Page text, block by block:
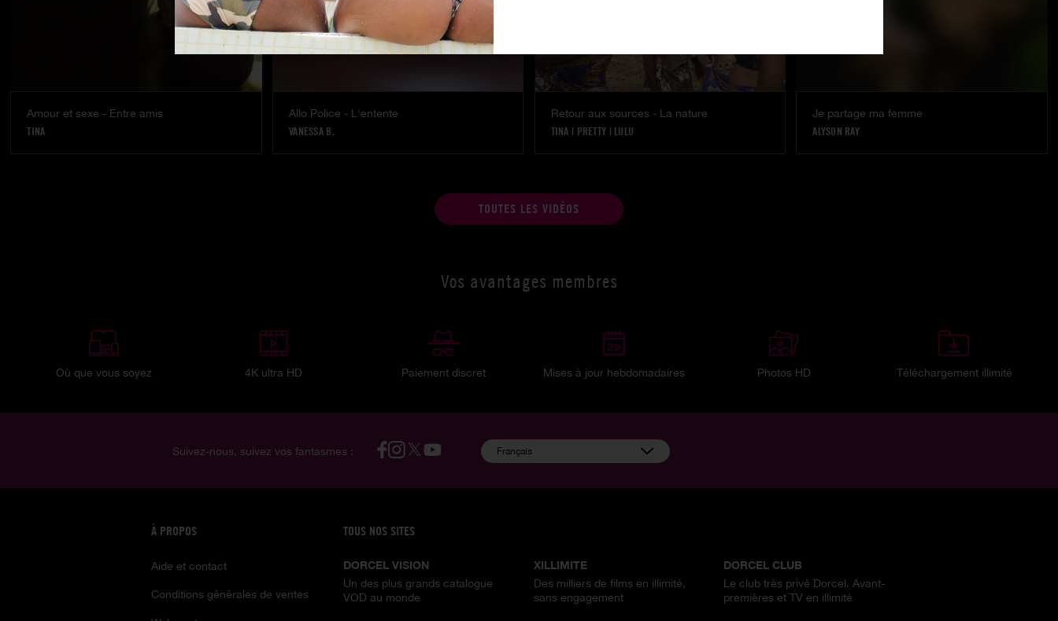
Amour et sexe - Entre amis
TINA
Allo Police - L'entente
VANESSA B.
Retour aux sources - La nature
TINA | PRETTY | LULU
Je partage ma femme
ALYSON RAY
TOUTES LES VIDÉOS
Vos avantages membres
Où que vous soyez 4K ultra HD Paiement discret Mises à jour hebdomadaires Photos HD Téléchargement illimité
Suivez-nous, suivez vos fantasmes : Français
À PROPOS
Aide et contact
Conditions générales de ventes
TOUS NOS SITES
DORCEL VISION
Un des plus grands catalogue
VOD au monde
XILLIMITE
Des milliers de films en illimité,
sans engagement
DORCEL CLUB
Le club très privé Dorcel. Avant-
premières et TV en illimité